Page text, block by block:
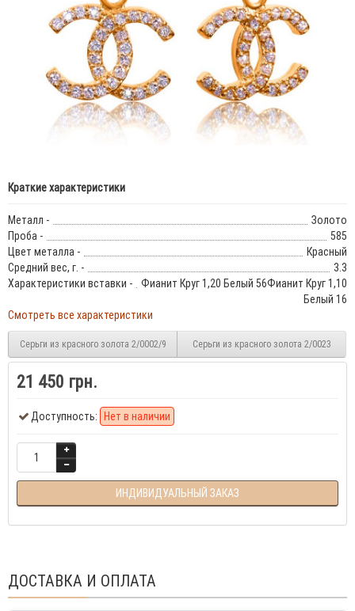
Краткие характеристики
Металл -
Золото
Проба -
585
Цвет металла -
Красный
Средний вес, г. -
3.3
Характеристики вставки -
Фианит Круг 1,20 Белый 56Фианит Круг 1,10
Белый 16
Смотреть все характеристики
Серьги из красного золота 2/0002/9 Серьги из красного золота 2/0023
21 450 грн.
Доступность: Нет в наличии
ИНДИВИДУАЛЬНЫЙ ЗАКАЗ
ДОСТАВКА И ОПЛАТА